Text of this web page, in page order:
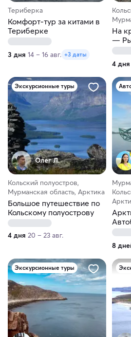
Териберка
Комфорт-тур за китами в
Териберке
3 дня 14 – 16 авг. +3 даты
На
—
за 4
4 дня
Экскурсионные туры
Олег Л.
Кольский полуостров,
Мурманская область, Арктика
Большое путешествие по
Кольскому полуострову
4 дня 20 – 23 авг.
8
Экскурсионные туры